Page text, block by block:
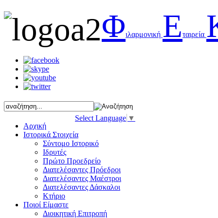
Φιλαρμονική Εταιρεία
Select Language ▼
Αρχική
Ιστορικά Στοιχεία
Σύντομο Ιστορικό
Ιδρυτές
Πρώτο Προεδρείο
Διατελέσαντες Πρόεδροι
Διατελέσαντες Μαέστροι
Διατελέσαντες Δάσκαλοι
Κτήριο
Ποιοί Είμαστε
Διοικητική Επιτροπή